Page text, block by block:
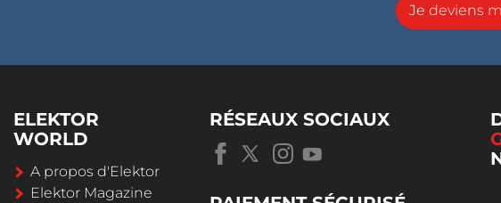
Je deviens
ELEKTOR
WORLD
A propos d'Elektor
Elektor Magazine
RÉSEAUX SOCIAUX